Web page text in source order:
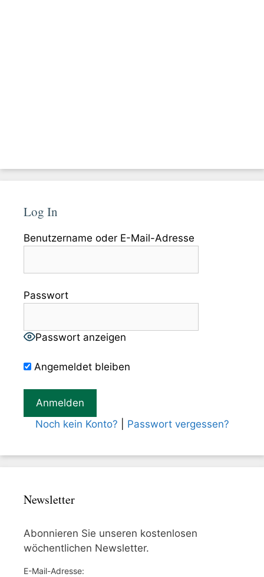
Log In
Benutzername oder E-Mail-Adresse
Passwort
Passwort anzeigen
Angemeldet bleiben
Noch kein Konto? Passwort vergessen?
Newsletter
Abonnieren Sie unseren kostenlosen
wöchentlichen Newsletter.
E-Mail-Adresse: